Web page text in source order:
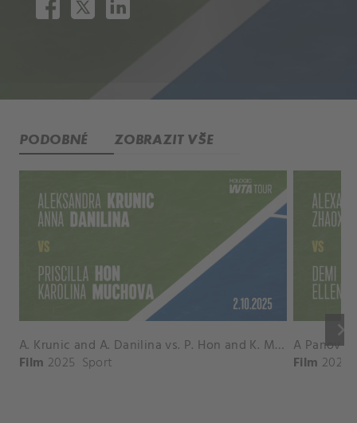
PODOBNÉ ZOBRAZIT VŠE
keyboard_arrow_right
A. Krunic and A. Danilina vs. P. Hon and K. Muchova Match Highlights - BEIJING_Capital Group Diamond ( October 02, 2025)
Film 2025 Sport Film 2026